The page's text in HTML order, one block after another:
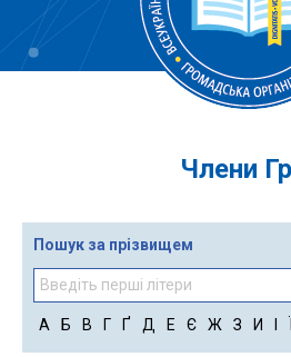
Члени
Пошук за прізвищем
А Б В Г Ґ Д Е Є Ж З И